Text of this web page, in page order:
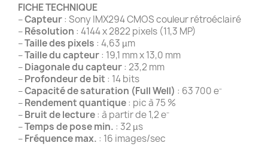
FICHE TECHNIQUE
–Capteur: Sony IMX294 CMOS couleur rétroéclairé
–Résolution : 4144 x 2822 pixels (11,3 MP)
–Taille des pixels : 4,63 µm
–Taille du capteur: 19,1 mm x 13,0 mm
–Diagonale du capteur: 23,2 mm
–Profondeur de bit : 14 bits
–Capacité de saturation (Full Well) : 63 700 e⁻
–Rendement quantique: pic à 75 %
–Bruit de lecture: à partir de 1,2 e⁻
–Temps de pose min. : 32 µs
–Fréquence max. : 16 images/sec